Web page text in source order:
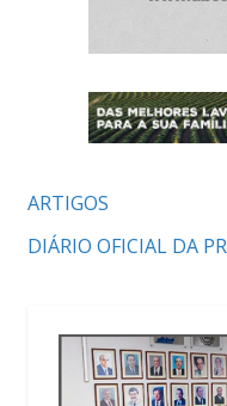
ARTIGOS
DIÁRIO OFICIAL DA